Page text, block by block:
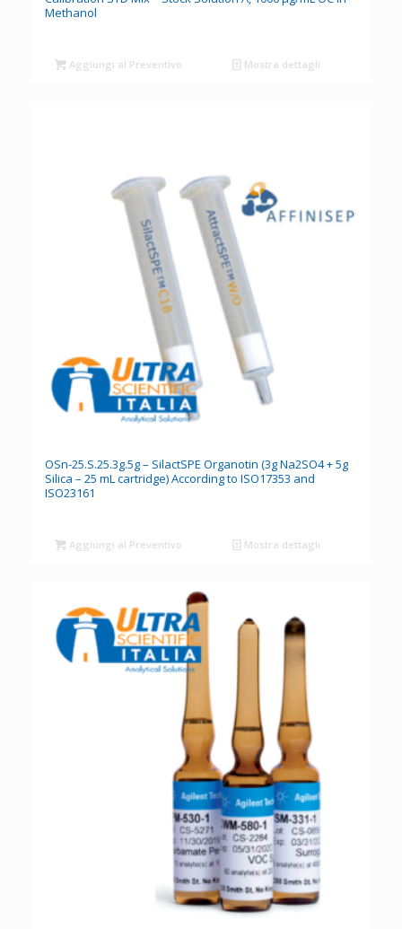
Methanol
Aggiungi al Preventivo Mostra dettagli
OSn-25.S.25.3g.5g – SilactSPE Organotin (3g Na2SO4 + 5g
Silica – 25 mL cartridge) According to ISO17353 and
ISO23161
Aggiungi al Preventivo Mostra dettagli